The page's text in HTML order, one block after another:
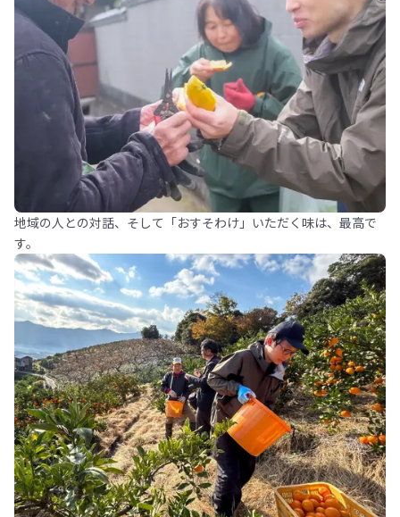
地域の人との対話、そして「おすそわけ」いただく味は、最高で
す。